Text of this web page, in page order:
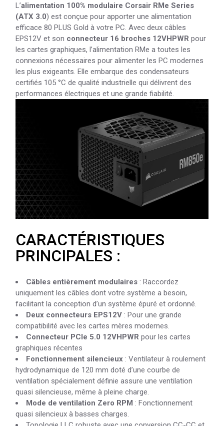
L’alimentation 100% modulaire Corsair RMe Series
(ATX 3.0) est conçue pour apporter une alimentation
efficace 80 PLUS Gold à votre PC. Avec deux câbles
EPS12V et son connecteur 16 broches 12VHPWR pour
les cartes graphiques, l’alimentation RMe a toutes les
connexions nécessaires pour alimenter les PC modernes
les plus exigeants. Elle embarque des condensateurs
certifiés 105 °C de qualité industrielle qui délivrent des
performances électriques et une grande fiabilité.
CARACTÉRISTIQUES
PRINCIPALES :
Câbles entièrement modulaires : Raccordez
uniquement les câbles dont votre système a besoin,
facilitant la conception d’un système épuré et ordonné.
Deux connecteurs EPS12V : Pour une grande
compatibilité avec les cartes mères modernes.
Connecteur PCIe 5.0 12VHPWR pour les cartes
graphiques récentes
Fonctionnement silencieux : Ventilateur à roulement
hydrodynamique de 120 mm doté d’une courbe de
ventilation spécialement définie assure une ventilation
quasi silencieuse, même à pleine charge.
Mode de ventilation Zero RPM : Fonctionnement
quasi silencieux à basses charges.